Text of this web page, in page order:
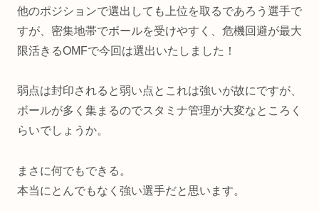
他のポジションで選出しても上位を取るであろう選手で
すが、密集地帯でボールを受けやすく、危機回避が最大
限活きるOMFで今回は選出いたしました！
弱点は封印されると弱い点とこれは強いが故にですが、
ボールが多く集まるのでスタミナ管理が大変なところく
らいでしょうか。
まさに何でもできる。
本当にとんでもなく強い選手だと思います。